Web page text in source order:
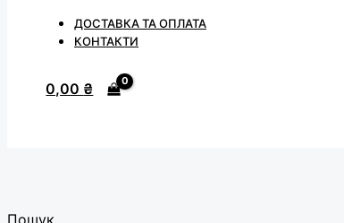
ДОСТАВКА ТА ОПЛАТА
КОНТАКТИ
0,00 ₴